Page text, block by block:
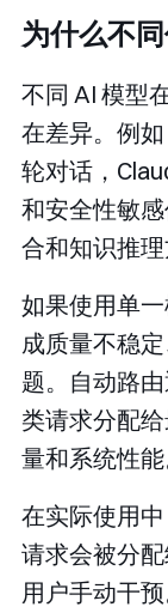
为什么不
不同 AI 模型
在差异。例
轮对话，
和安全性敏
合和知识推理
如果使用单
成质量不稳
题。自动路
类请求分配
量和系统性能
在实际使用
请求会被分
用户手动干